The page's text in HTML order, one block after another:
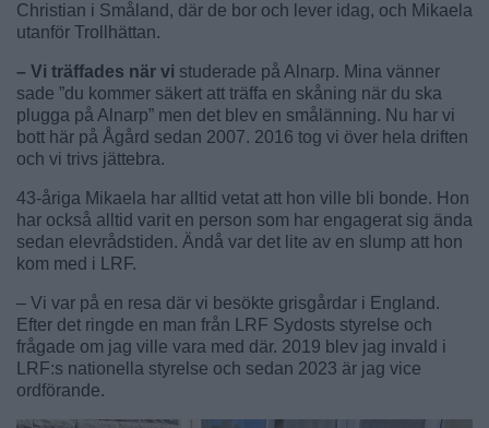
Christian i Småland, där de bor och lever idag, och Mikaela
utanför Trollhättan.
– Vi träffades när vi studerade på Alnarp. Mina vänner
sade ”du kommer säkert att träffa en skåning när du ska
plugga på Alnarp” men det blev en smålänning. Nu har vi
bott här på Ågård sedan 2007. 2016 tog vi över hela driften
och vi trivs jättebra.
43-åriga Mikaela har alltid vetat att hon ville bli bonde. Hon
har också alltid varit en person som har engagerat sig ända
sedan elevrådstiden. Ändå var det lite av en slump att hon
kom med i LRF.
– Vi var på en resa där vi besökte grisgårdar i England.
Efter det ringde en man från LRF Sydosts styrelse och
frågade om jag ville vara med där. 2019 blev jag invald i
LRF:s nationella styrelse och sedan 2023 är jag vice
ordförande.